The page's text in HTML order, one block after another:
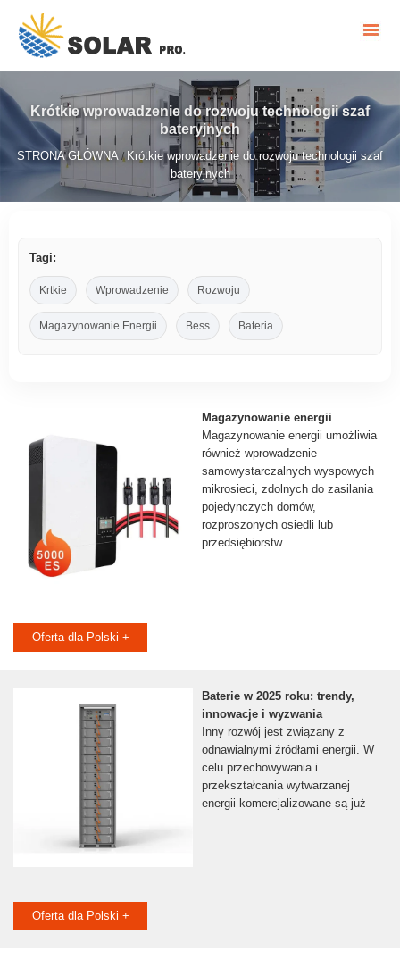
Krótkie wprowadzenie do rozwoju technologii szaf
bateryjnych
STRONA GŁÓWNA / Krótkie wprowadzenie do rozwoju technologii szaf
bateryjnych
Tagi:
Krtkie Wprowadzenie Rozwoju
Magazynowanie Energii Bess Bateria
Magazynowanie energii
Magazynowanie energii umożliwia
również wprowadzenie
samowystarczalnych wyspowych
mikrosieci, zdolnych do zasilania
pojedynczych domów,
rozproszonych osiedli lub
przedsiębiorstw
Oferta dla Polski +
Baterie w 2025 roku: trendy,
innowacje i wyzwania
Inny rozwój jest związany z
odnawialnymi źródłami energii. W
celu przechowywania i
przekształcania wytwarzanej
energii komercjalizowane są już
Oferta dla Polski +